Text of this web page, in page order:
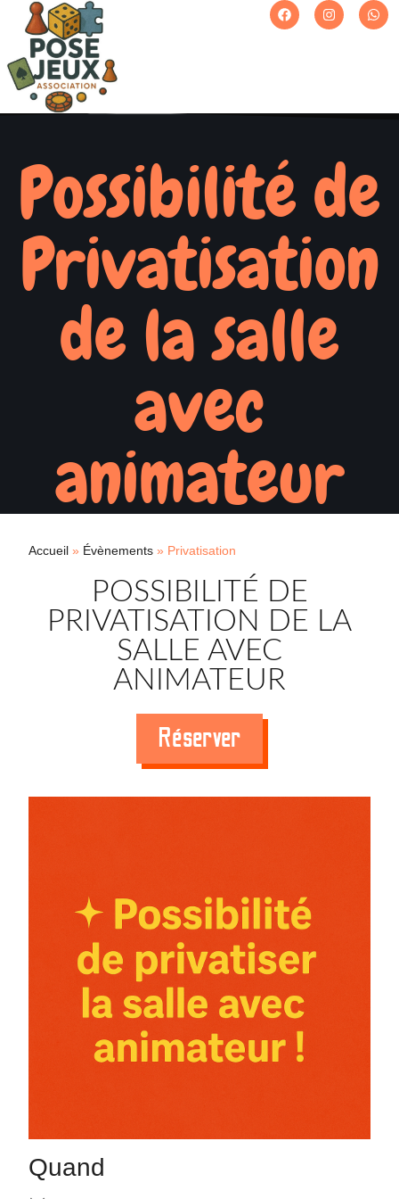
Possibilité de
Privatisation
de la salle
avec
animateur
Accueil » Évènements » Privatisation
POSSIBILITÉ DE
PRIVATISATION DE LA
SALLE AVEC
ANIMATEUR
Réserver
Quand